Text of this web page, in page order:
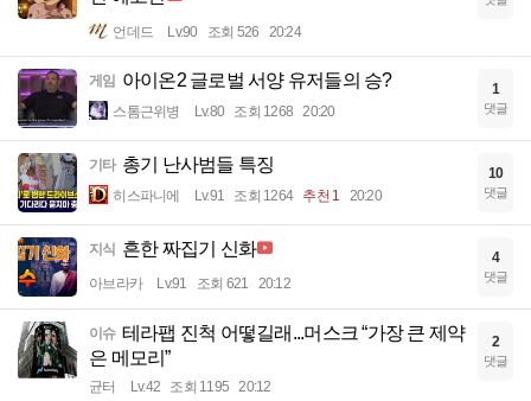
언데드 Lv.90 조회 526 20:24
게임 아이온2 글로벌 서양 유저들의 승?
스톰근위병 Lv.80 조회 1268 20:20
1
댓글
기타 총기 난사범들 특징
히스파니에 Lv.91 조회 1264 추천 1 20:20
10
댓글
지식 흔한 짜집기 신화
아브라카 Lv.91 조회 621 20:12
4
댓글
이슈 테라팹 진척 어떻길래...머스크 “가장 큰 제약
은 메모리”
균터 Lv.42 조회 1195 20:12
2
댓글